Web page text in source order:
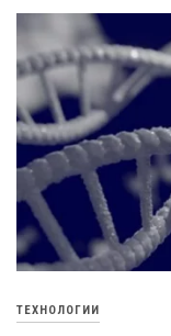
ТЕХНОЛОГИИ